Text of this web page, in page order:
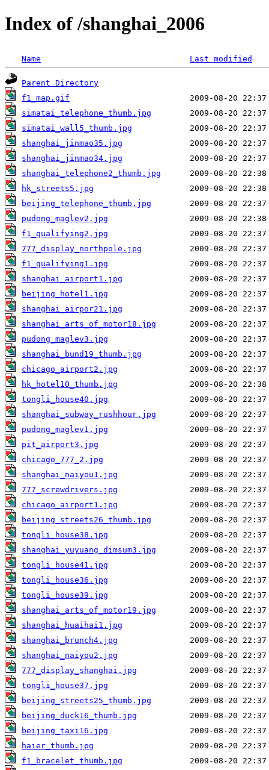
Index of /shanghai_2006
Name Last modified
Parent Directory
f1_map.gif
simatai_telephone_thumb.jpg
simatai_wall5_thumb.jpg
shanghai_jinmao35.jpg
shanghai_jinmao34.jpg
shanghai_telephone2_thumb.jpg
hk_streets5.jpg
beijing_telephone_thumb.jpg
pudong_maglev2.jpg
f1_qualifying2.jpg
777_display_northpole.jpg
f1_qualifying1.jpg
shanghai_airport1.jpg
beijing_hotel1.jpg
shanghai_airpor21.jpg
shanghai_arts_of_motor18.jpg
pudong_maglev3.jpg
shanghai_bund19_thumb.jpg
chicago_airport2.jpg
hk_hotel10_thumb.jpg
tongli_house40.jpg
shanghai_subway_rushhour.jpg
pudong_maglev1.jpg
pit_airport3.jpg
chicago_777_2.jpg
shanghai_naiyou1.jpg
777_screwdrivers.jpg
chicago_airport1.jpg
beijing_streets26_thumb.jpg
tongli_house38.jpg
shanghai_yuyuang_dimsum3.jpg
tongli_house41.jpg
tongli_house36.jpg
tongli_house39.jpg
shanghai_arts_of_motor19.jpg
shanghai_huaihai1.jpg
shanghai_brunch4.jpg
shanghai_naiyou2.jpg
777_display_shanghai.jpg
tongli_house37.jpg
beijing_streets25_thumb.jpg
beijing_duck16_thumb.jpg
beijing_taxi16.jpg
haier_thumb.jpg
f1_bracelet_thumb.jpg